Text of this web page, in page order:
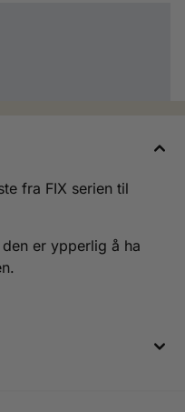
fra FIX serien til
er ypperlig å ha